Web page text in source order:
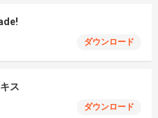
ダウンロード
ス
ダウンロード